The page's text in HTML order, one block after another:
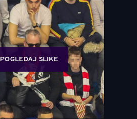
POGLEDAJ SLIKE